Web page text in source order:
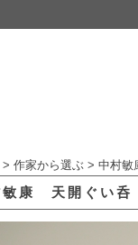
> 作家から選ぶ > 中村敏
敏康 天開ぐい